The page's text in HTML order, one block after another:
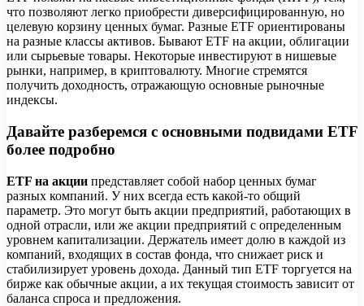
что позволяют легко приобрести диверсифицированную, но
целевую корзину ценных бумаг. Разные ETF ориентированы
на разные классы активов. Бывают ETF на акции, облигации
или сырьевые товары. Некоторые инвестируют в нишевые
рынки, например, в криптовалюту. Многие стремятся
получить доходность, отражающую основные рыночные
индексы.
Давайте разберемся с основными подвидами ETF
более подробно
ETF на акции представляет собой набор ценных бумаг
разных компаний. У них всегда есть какой-то общий
параметр. Это могут быть акции предприятий, работающих в
одной отрасли, или же акции предприятий с определенным
уровнем капитализации. Держатель имеет долю в каждой из
компаний, входящих в состав фонда, что снижает риск и
стабилизирует уровень дохода. Данный тип ETF торгуется на
бирже как обычные акции, а их текущая стоимость зависит от
баланса спроса и предложения.